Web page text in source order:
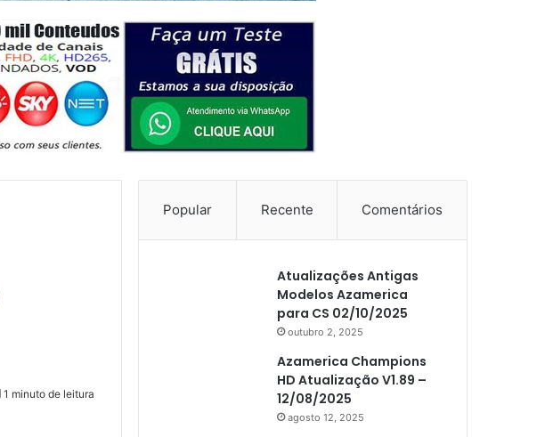
1 minuto de leitura
Popular Recente Comentários
Atualizações Antigas
Modelos Azamerica
para CS 02/10/2025
outubro 2, 2025
Azamerica Champions
HD Atualização V1.89 –
12/08/2025
agosto 12, 2025